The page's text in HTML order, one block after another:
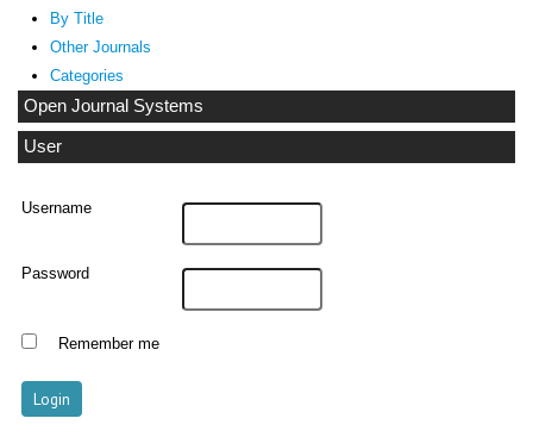
By Title
Other Journals
Categories
Open Journal Systems
User
Username
Password
Remember me